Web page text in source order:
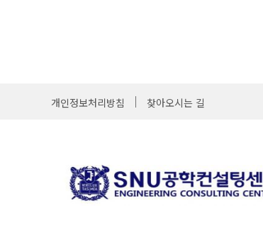
개인정보처리방침 찾아오시는 길